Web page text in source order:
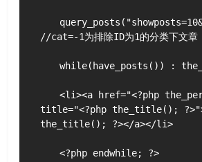
//cat=-1为排除ID为1的分类下文章
while(have_posts()) :
<li><a href="<?php
title="<?php the_title();
the_title(); ?></a></li>
<?php endwhile; ?>